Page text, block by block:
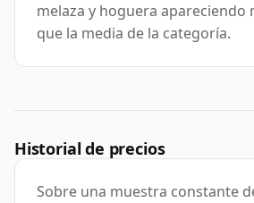
melaza y hoguera apareciendo
que la media de la categoría.
Historial de precios
Sobre una muestra constante